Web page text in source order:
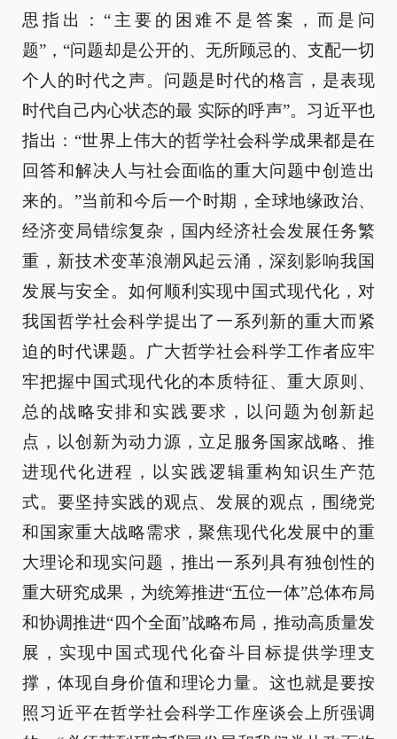
思指出：“主要的困难不是答案，而是问
题”，“问题却是公开的、无所顾忌的、支配一切
个人的时代之声。问题是时代的格言，是表现
时代自己内心状态的最 实际的呼声”。习近平也
指出：“世界上伟大的哲学社会科学成果都是在
回答和解决人与社会面临的重大问题中创造出
来的。”当前和今后一个时期，全球地缘政治、
经济变局错综复杂，国内经济社会发展任务繁
重，新技术变革浪潮风起云涌，深刻影响我国
发展与安全。如何顺利实现中国式现代化，对
我国哲学社会科学提出了一系列新的重大而紧
迫的时代课题。广大哲学社会科学工作者应牢
牢把握中国式现代化的本质特征、重大原则、
总的战略安排和实践要求，以问题为创新起
点，以创新为动力源，立足服务国家战略、推
进现代化进程，以实践逻辑重构知识生产范
式。要坚持实践的观点、发展的观点，围绕党
和国家重大战略需求，聚焦现代化发展中的重
大理论和现实问题，推出一系列具有独创性的
重大研究成果，为统筹推进“五位一体”总体布局
和协调推进“四个全面”战略布局，推动高质量发
展，实现中国式现代化奋斗目标提供学理支
撑，体现自身价值和理论力量。这也就是要按
照习近平在哲学社会科学工作座谈会上所强调